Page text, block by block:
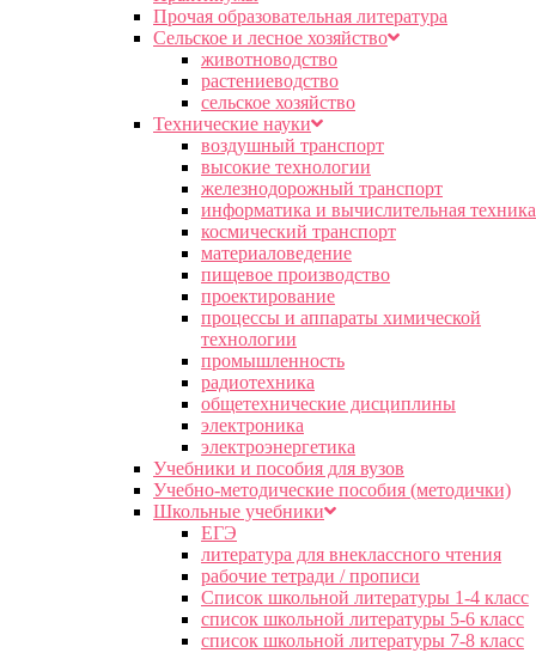
Прочая образовательная литература
Сельское и лесное хозяйство
животноводство
растениеводство
сельское хозяйство
Технические науки
воздушный транспорт
высокие технологии
железнодорожный транспорт
информатика и вычислительная техника
космический транспорт
материаловедение
пищевое производство
проектирование
процессы и аппараты химической
технологии
промышленность
радиотехника
общетехнические дисциплины
электроника
электроэнергетика
Учебники и пособия для вузов
Учебно-методические пособия (методички)
Школьные учебники
ЕГЭ
литература для внеклассного чтения
рабочие тетради / прописи
Список школьной литературы 1-4 класс
список школьной литературы 5-6 класс
список школьной литературы 7-8 класс